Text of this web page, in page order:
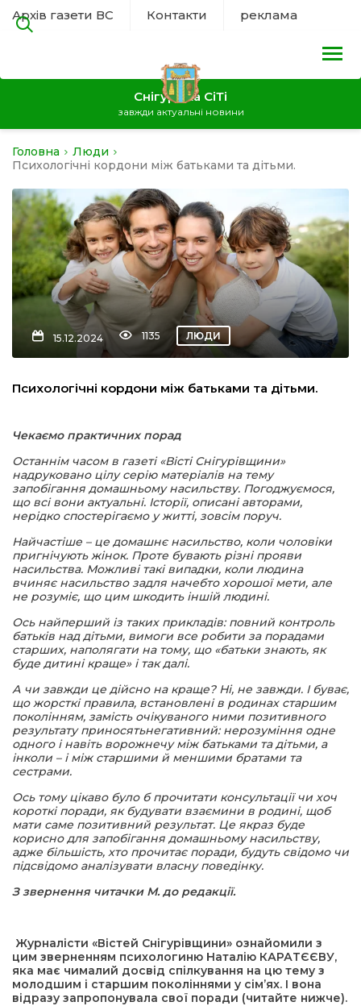
Архів газети ВС Контакти реклама
Снігурівка СіТі
завжди актуальні новини
політика
Головна
Люди
Психологічні кордони між батьками та дітьми.
15.12.2024 1135 ЛЮДИ
Психологічні кордони між батьками та дітьми.
Чекаємо практичних порад
Останнім часом в газеті «Вісті Снігурівщини»
надруковано цілу серію матеріалів на тему
запобігання домашньому насильству. Погоджуємося,
що всі вони актуальні. Історії, описані авторами,
нерідко спостерігаємо у житті, зовсім поруч.
Найчастіше – це домашнє насильство, коли чоловіки
пригнічують жінок. Проте бувають різні прояви
насильства. Можливі такі випадки, коли людина
вчиняє насильство задля начебто хорошої мети, але
не розуміє, що цим шкодить іншій людині.
Ось найперший із таких прикладів: повний контроль
батьків над дітьми, вимоги все робити за порадами
старших, наполягати на тому, що «батьки знають, як
буде дитині краще» і так далі.
А чи завжди це дійсно на краще? Ні, не завжди. І буває,
що жорсткі правила, встановлені в родинах старшим
поколінням, замість очікуваного ними позитивного
результатуприносятьнегативний: нерозуміння одне
одного і навіть ворожнечу між батьками тадітьми, а
інколи – і між старшими й меншими братами та
сестрами.
Ось тому цікаво було б прочитати консультації чи хоч
короткі поради, як будувати взаємини в родині, щоб
мати саме позитивний результат. Це якраз буде
корисно для запобігання домашньому насильству,
адже більшість, хто прочитає поради, будуть свідомо чи
підсвідомо аналізувати власну поведінку.
Ззвернення читачки М. до редакції.
Журналісти «Вістей Снігурівщини» ознайомили з
цим зверненням психологиню Наталію КАРАТЄЄВУ,
яка має чималий досвід спілкування на цю тему з
молодшим і старшим поколіннями у сім’ях. І вона
відразу запропонувала свої поради (читайте нижче).